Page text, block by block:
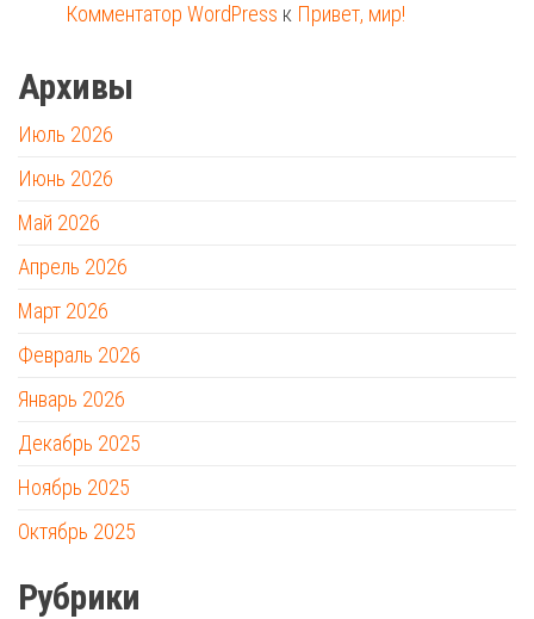
Комментатор WordPress к Привет, мир!
Архивы
Июль 2026
Июнь 2026
Май 2026
Апрель 2026
Март 2026
Февраль 2026
Январь 2026
Декабрь 2025
Ноябрь 2025
Октябрь 2025
Рубрики